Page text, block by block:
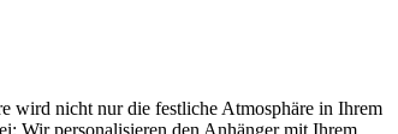
wird nicht nur die festliche Atmosphäre in Ihrem
Wir personalisieren den Anhänger mit Ihrem